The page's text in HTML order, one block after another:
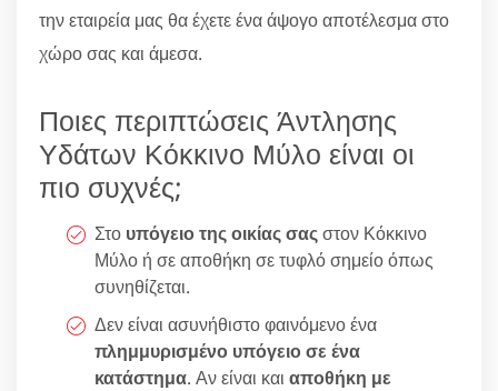
την εταιρεία μας θα έχετε ένα άψογο αποτέλεσμα στο
χώρο σας και άμεσα.
Ποιες περιπτώσεις Άντλησης
Υδάτων Κόκκινο Μύλο είναι οι
πιο συχνές;
Στο υπόγειο της οικίας σαςστον Κόκκινο
Μύλο ή σε αποθήκη σε τυφλό σημείο όπως
συνηθίζεται.
Δεν είναι ασυνήθιστο φαινόμενο ένα
πλημμυρισμένο υπόγειο σε ένα
κατάστημα. Αν είναι και αποθήκη με